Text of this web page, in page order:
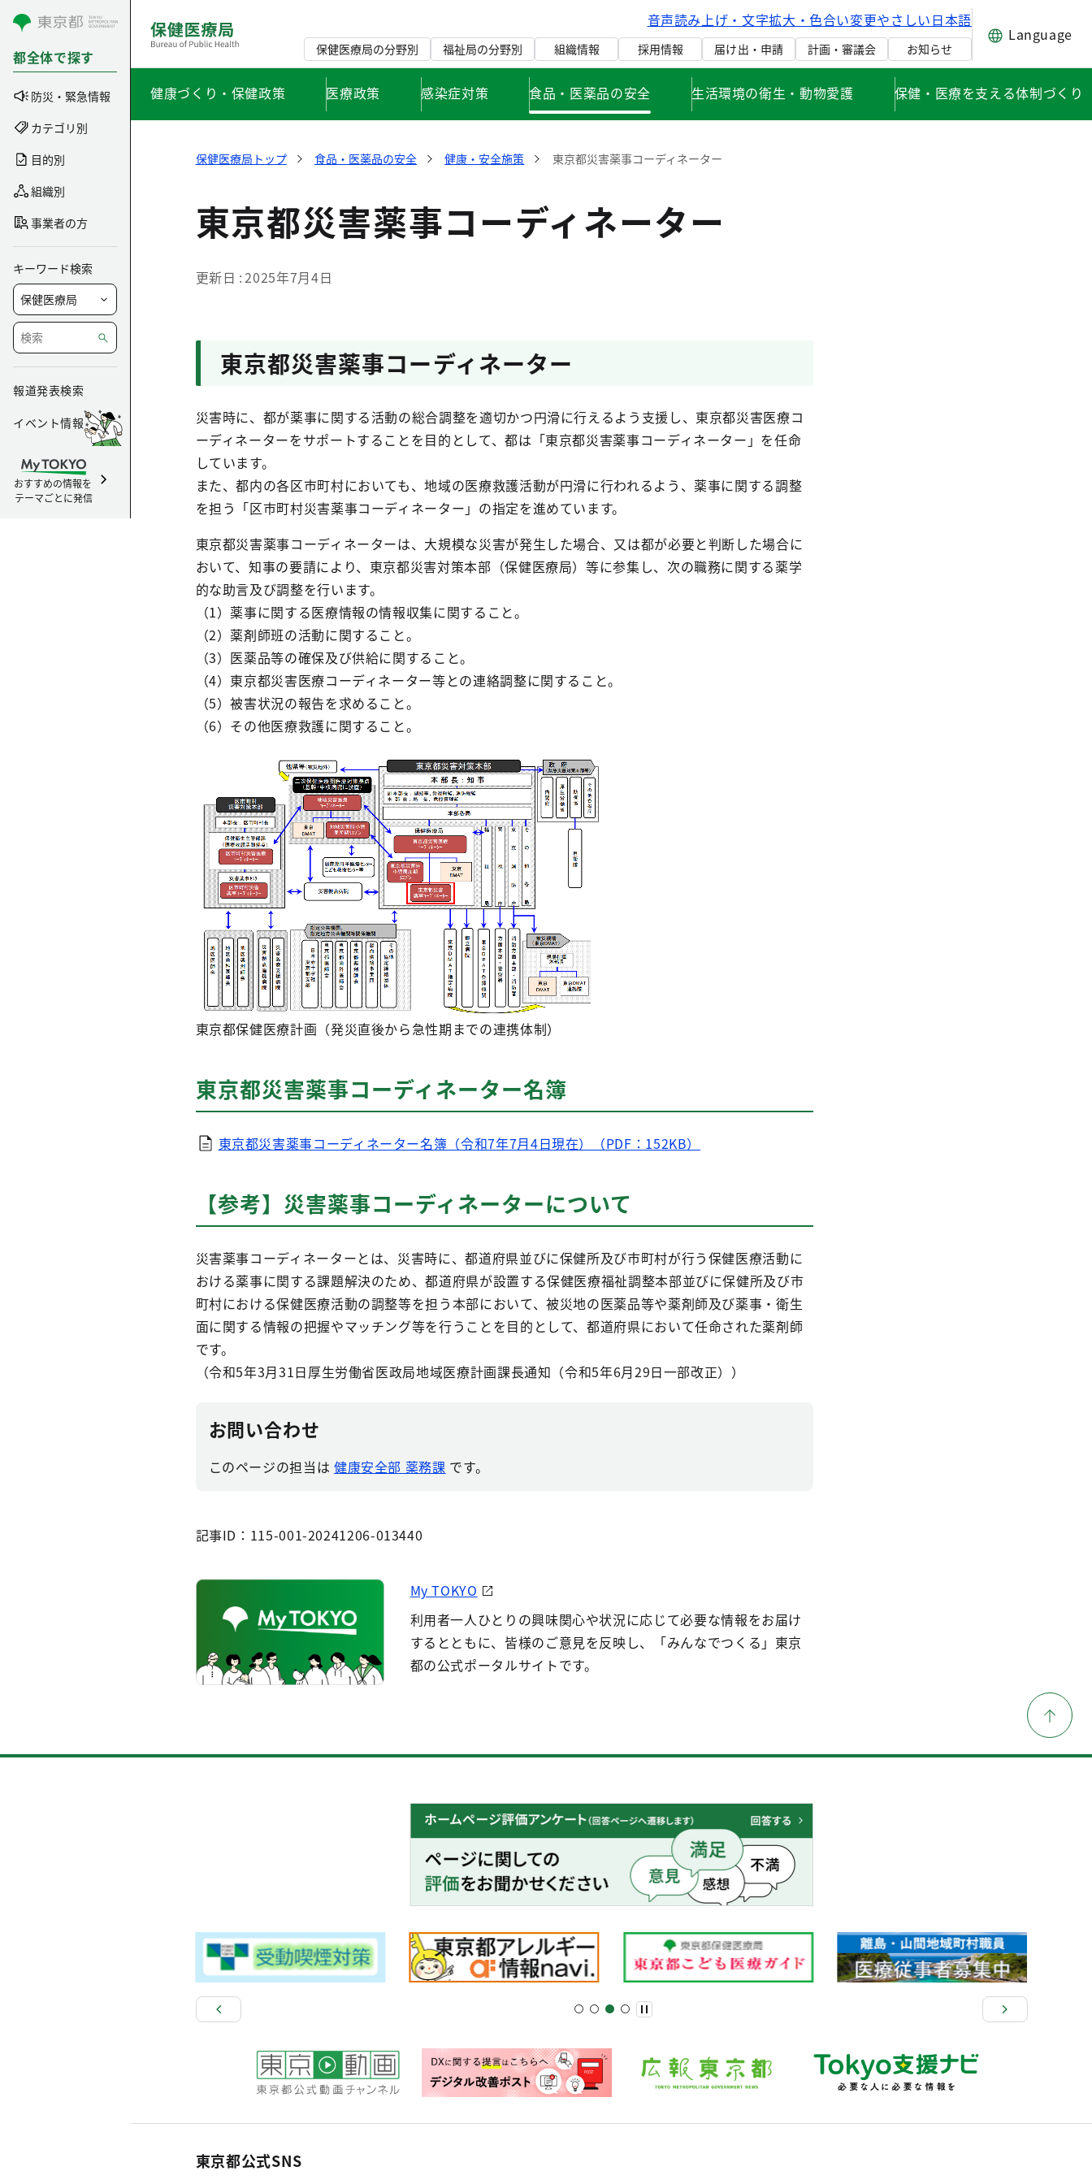
コンテンツにスキップ
都全体で探す
防災・緊急情報
カテゴリ別
目的別
組織別
事業者の方
キーワード検索
報道発表検索
イベント情報
おすすめの情報を
テーマごとに発信
音声読み上げ・文字拡大・色合い変更やさしい日本語
保健医療局の分野別 福祉局の分野別 組織情報 採用情報 届け出・申請 計画・審議会 お知らせ
Language
健康づくり・保健政策 医療政策 感染症対策 食品・医薬品の安全 生活環境の衛生・動物愛護 保健・医療を支える体制づくり
保健医療局トップ 食品・医薬品の安全 健康・安全施策 東京都災害薬事コーディネーター
東京都災害薬事コーディネーター
更新日 2025年7月4日
東京都災害薬事コーディネーター
災害時に、都が薬事に関する活動の総合調整を適切かつ円滑に行えるよう支援し、東京都災害医療コ
ーディネーターをサポートすることを目的として、都は「東京都災害薬事コーディネーター」を任命
しています。
また、都内の各区市町村においても、地域の医療救護活動が円滑に行われるよう、薬事に関する調整
を担う「区市町村災害薬事コーディネーター」の指定を進めています。
東京都災害薬事コーディネーターは、大規模な災害が発生した場合、又は都が必要と判断した場合に
おいて、知事の要請により、東京都災害対策本部（保健医療局）等に参集し、次の職務に関する薬学
的な助言及び調整を行います。
（1）薬事に関する医療情報の情報収集に関すること。
（2）薬剤師班の活動に関すること。
（3）医薬品等の確保及び供給に関すること。
（4）東京都災害医療コーディネーター等との連絡調整に関すること。
（5）被害状況の報告を求めること。
（6）その他医療救護に関すること。
東京都保健医療計画（発災直後から急性期までの連携体制）
東京都災害薬事コーディネーター名簿
東京都災害薬事コーディネーター名簿（令和7年7月4日現在）（PDF：152KB）
【参考】災害薬事コーディネーターについて
災害薬事コーディネーターとは、災害時に、都道府県並びに保健所及び市町村が行う保健医療活動に
おける薬事に関する課題解決のため、都道府県が設置する保健医療福祉調整本部並びに保健所及び市
町村における保健医療活動の調整等を担う本部において、被災地の医薬品等や薬剤師及び薬事・衛生
面に関する情報の把握やマッチング等を行うことを目的として、都道府県において任命された薬剤師
です。
（令和5年3月31日厚生労働省医政局地域医療計画課長通知（令和5年6月29日一部改正））
お問い合わせ
このページの担当は 健康安全部 薬務課 です。
記事ID：115-001-20241206-013440
My TOKYO
利用者一人ひとりの興味関心や状況に応じて必要な情報をお届け
するとともに、皆様のご意見を反映し、「みんなでつくる」東京
都の公式ポータルサイトです。
東京都公式SNS